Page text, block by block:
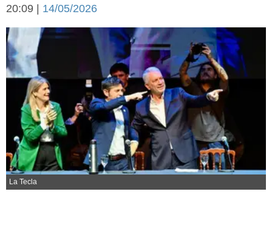
Economía y campo
Con el campo
Espacio empresas
Sociedad y tiempo
libre
Sociedad
Tecnología
Turismo
Salud
Es viral
El tiempo
Fúnebres
Clasificados
20:09 | 14/05/2026
La Tecla